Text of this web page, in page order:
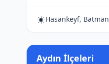
☀️Hasankeyf, Batman
Aydın İlçeleri